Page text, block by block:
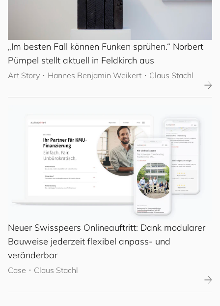
„Im besten Fall können Funken sprühen.“ Norbert
Pümpel stellt aktuell in Feldkirch aus
Art Story ･ Hannes Benjamin Weikert ･ Claus Stachl
Neuer Swisspeers Onlineauftritt: Dank modularer
Bauweise jederzeit flexibel anpass- und
veränderbar
Case ･ Claus Stachl